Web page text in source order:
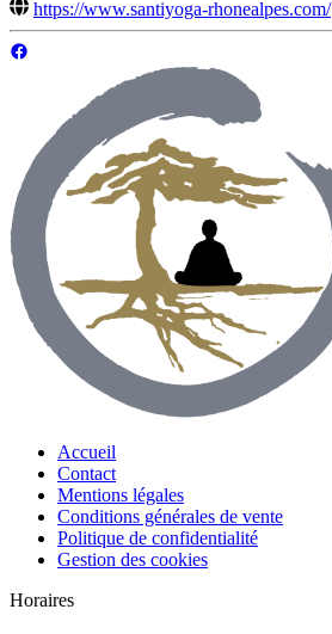
https://www.santiyoga-rhonealpes.com/
Accueil
Contact
Mentions légales
Conditions générales de vente
Politique de confidentialité
Gestion des cookies
Horaires